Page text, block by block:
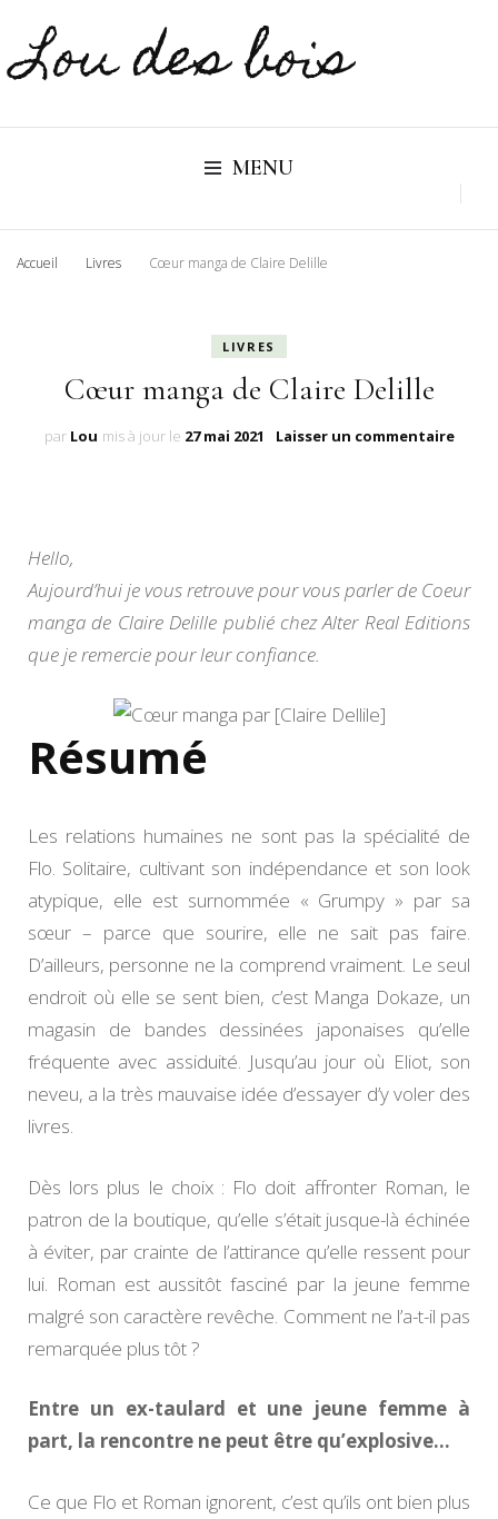
Lou des bois
MENU
Accueil Livres Cœur manga de Claire Delille
LIVRES
Cœur manga de Claire Delille
par Lou mis à jour le 27 mai 2021 Laisser un commentairesur
Hello,
Aujourd’hui je vous retrouve pour vous parler de Coeur
manga de Claire Delille publié chez Alter Real Editions
que je remercie pour leur confiance.
Résumé
Les relations humaines ne sont pas la spécialité de
Flo. Solitaire, cultivant son indépendance et son look
atypique, elle est surnommée « Grumpy » par sa
sœur – parce que sourire, elle ne sait pas faire.
D’ailleurs, personne ne la comprend vraiment. Le seul
endroit où elle se sent bien, c’est Manga Dokaze, un
magasin de bandes dessinées japonaises qu’elle
fréquente avec assiduité. Jusqu’au jour où Eliot, son
neveu, a la très mauvaise idée d’essayer d’y voler des
livres.
Dès lors plus le choix : Flo doit affronter Roman, le
patron de la boutique, qu’elle s’était jusque-là échinée
à éviter, par crainte de l’attirance qu’elle ressent pour
lui. Roman est aussitôt fasciné par la jeune femme
malgré son caractère revêche. Comment ne l’a-t-il pas
remarquée plus tôt ?
Entre un ex-taulard et une jeune femme à
part, la rencontre ne peut être qu’explosive…
Ce que Flo et Roman ignorent, c’est qu’ils ont bien plus